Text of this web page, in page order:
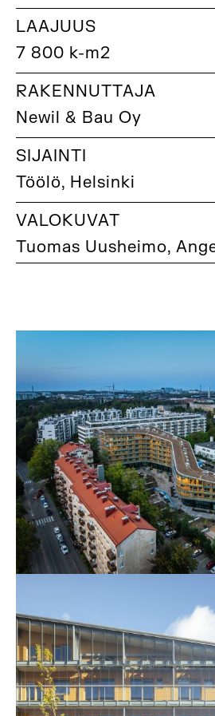
LAAJUUS
7 800 k-m2
RAKENNUTTAJA
Newil & Bau Oy
SIJAINTI
Töölö, Helsinki
VALOKUVAT
Tuomas Uusheimo,